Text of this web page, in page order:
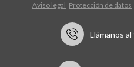
Aviso legal Protección de datos
Llámanos